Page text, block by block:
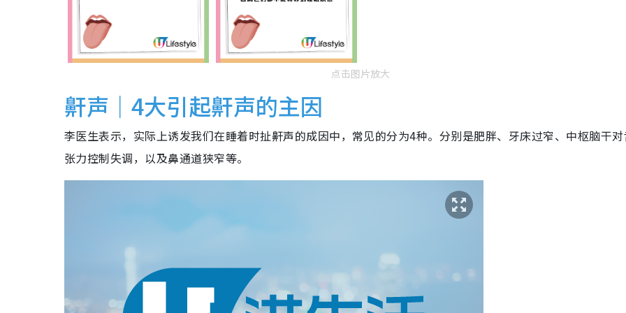
点击图片放大
鼾声｜4大引起鼾声的主因
李医生表示，实际上诱发我们在睡着时扯鼾声的成因中，常见的分为4种。分别是肥胖、牙床过窄、中枢脑干
张力控制失调，以及鼻通道狭窄等。